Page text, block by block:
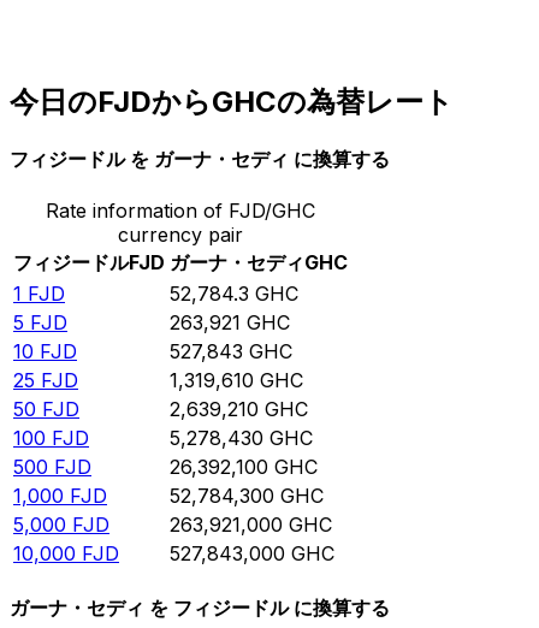
今日のFJDからGHCの為替レート
フィジードル を ガーナ・セディ に換算する
Rate information of FJD/GHC
currency pair
フィジードルFJD ガーナ・セディGHC
1 FJD 52,784.3 GHC
5 FJD 263,921 GHC
10 FJD 527,843 GHC
25 FJD 1,319,610 GHC
50 FJD 2,639,210 GHC
100 FJD 5,278,430 GHC
500 FJD 26,392,100 GHC
1,000 FJD 52,784,300 GHC
5,000 FJD 263,921,000 GHC
10,000 FJD 527,843,000 GHC
ガーナ・セディ を フィジードル に換算する